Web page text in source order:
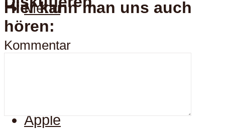
Menu
Hier kann man uns auch
hören:
Apple
Kommentar